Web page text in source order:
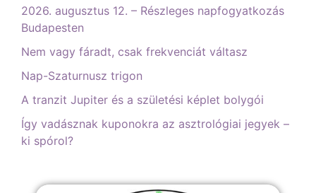
2026. augusztus 12. – Részleges napfogyatkozás
Budapesten
Nem vagy fáradt, csak frekvenciát váltasz
Nap-Szaturnusz trigon
A tranzit Jupiter és a születési képlet bolygói
Így vadásznak kuponokra az asztrológiai jegyek –
ki spórol?